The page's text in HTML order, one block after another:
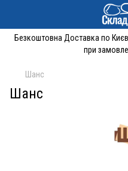
Безкоштовна Доставка по
при
Шанс
Шанс